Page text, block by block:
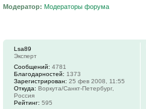
Модератор: Модераторы форума
Lsa89
Эксперт
Сообщений: 4781
Благодарностей: 1373
Зарегистрирован: 25 фев 2008, 11:55
Откуда: Воркута/Санкт-Петербург,
Россия
Рейтинг: 595